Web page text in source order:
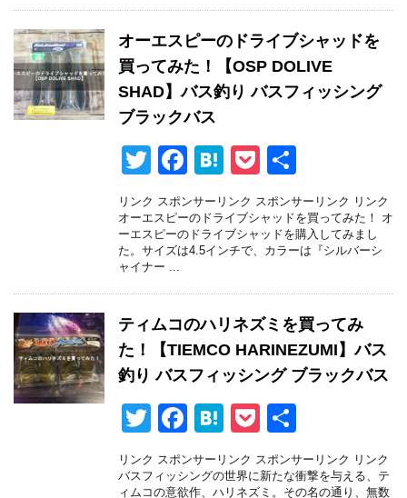
o
o
k
オーエスピーのドライブシャッドを
買ってみた！【OSP DOLIVE
SHAD】バス釣り バスフィッシング
ブラックバス
T
wi
tt
er
F
a
c
e
o
o
k
H
at
e
n
P
o
ck
et
有
リンク スポンサーリンク スポンサーリンク リンク
オーエスピーのドライブシャッドを買ってみた！ オ
ーエスピーのドライブシャッドを購入してみまし
た。サイズは4.5インチで、カラーは『シルバーシ
ャイナー ...
ティムコのハリネズミを買ってみ
た！【TIEMCO HARINEZUMI】バス
釣り バスフィッシング ブラックバス
T
wi
tt
F
a
c
H
at
e
P
o
ck
有
リンク スポンサーリンク スポンサーリンク リンク
バスフィッシングの世界に新たな衝撃を与える、テ
ィムコの意欲作、ハリネズミ。その名の通り、無数